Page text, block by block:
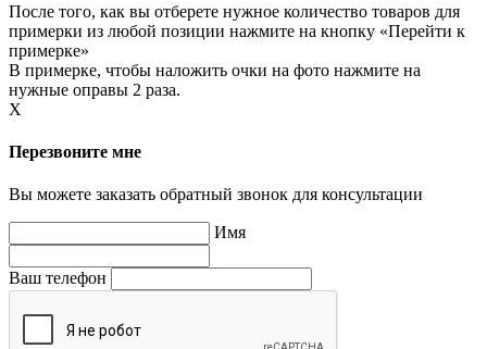
После того, как вы отберете нужное количество товаров для
примерки из любой позиции нажмите на кнопку «Перейти к
примерке»
В примерке, чтобы наложить очки на фото нажмите на
нужные оправы 2 раза.
X
Перезвоните мне
Вы можете заказать обратный звонок для консультации
Имя
Ваш телефон